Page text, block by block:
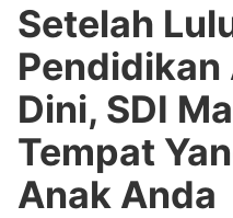
Setelah
Pendidikan
Dini, SDI
Tempat
Anak Anda